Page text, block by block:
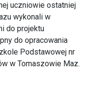
uczniowie ostatniej
wykonali w
do projektu
do opracowania
Podstawowej nr
w Tomaszowie Maz.